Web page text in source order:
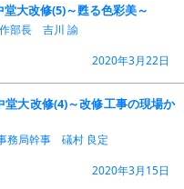
大改修(5)～甦る色彩美～
部長 吉川 諭
2020年3月22日
堂大改修(4)～改修工事の現場か
務局幹事 礒村 良定
2020年3月15日